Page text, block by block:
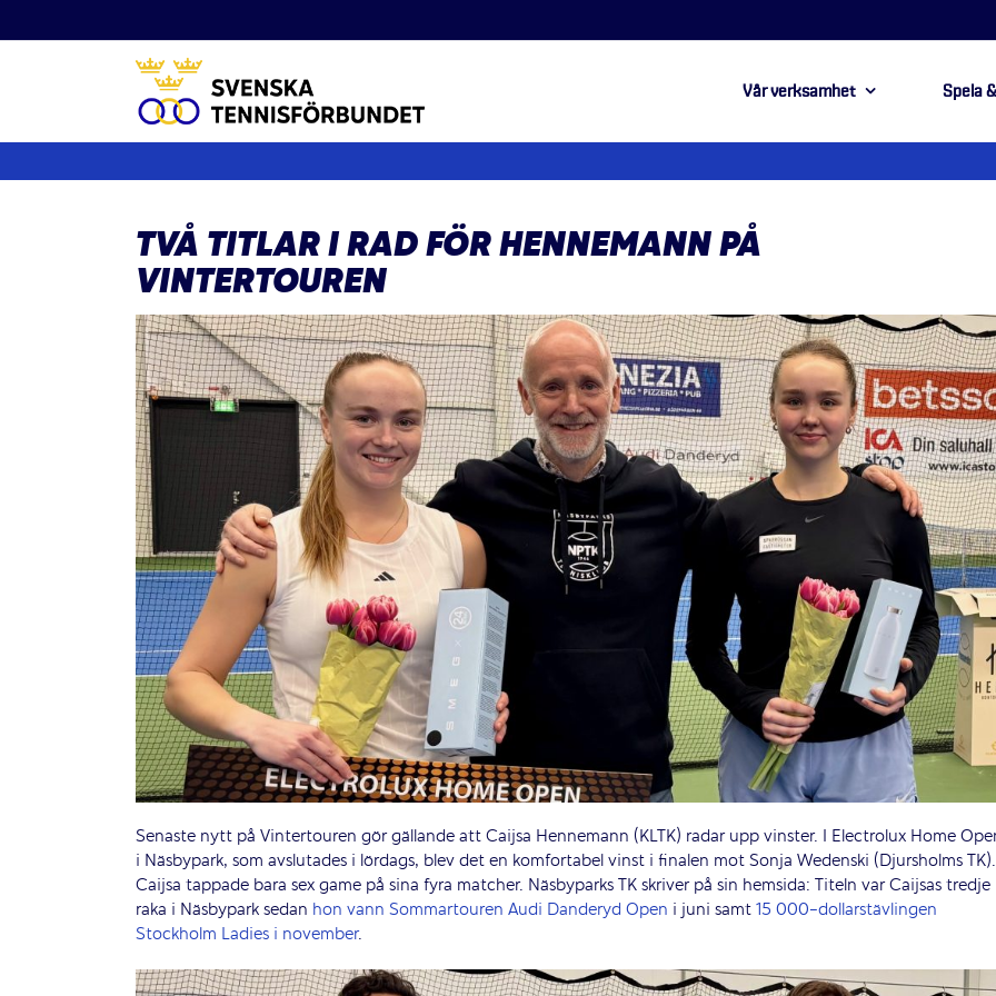
till
Vår verksamhet Spela
TVÅ TITLAR I RAD FÖR HENNEMANN PÅ
VINTERTOUREN
Senaste nytt på Vintertouren gör gällande att Caijsa Hennemann (KLTK) radar upp vinster. I Electrolux Home
i Näsbypark, som avslutades i lördags, blev det en komfortabel vinst i finalen mot Sonja Wedenski (Djursholms TK).
Caijsa tappade bara sex game på sina fyra matcher. Näsbyparks TK skriver på sin hemsida: Titeln var Caijsas tredje
raka i Näsbypark sedan hon vann Sommartouren Audi Danderyd Open i juni samt15 000-dollarstävlingen
Stockholm Ladies i november.